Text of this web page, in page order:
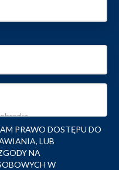
PRAWO DOSTĘPU DO
LUB
NA
W